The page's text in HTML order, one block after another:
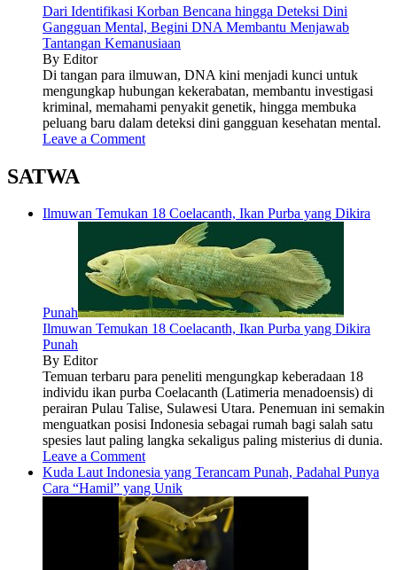
Dari Identifikasi Korban Bencana hingga Deteksi Dini
Gangguan Mental, Begini DNA Membantu Menjawab
Tantangan Kemanusiaan
By Editor
Di tangan para ilmuwan, DNA kini menjadi kunci untuk
mengungkap hubungan kekerabatan, membantu investigasi
kriminal, memahami penyakit genetik, hingga membuka
peluang baru dalam deteksi dini gangguan kesehatan mental.
Leave a Comment
SATWA
Ilmuwan Temukan 18 Coelacanth, Ikan Purba yang Dikira
Punah
Ilmuwan Temukan 18 Coelacanth, Ikan Purba yang Dikira
Punah
By Editor
Temuan terbaru para peneliti mengungkap keberadaan 18
individu ikan purba Coelacanth (Latimeria menadoensis) di
perairan Pulau Talise, Sulawesi Utara. Penemuan ini semakin
menguatkan posisi Indonesia sebagai rumah bagi salah satu
spesies laut paling langka sekaligus paling misterius di dunia.
Leave a Comment
Kuda Laut Indonesia yang Terancam Punah, Padahal Punya
Cara “Hamil” yang Unik